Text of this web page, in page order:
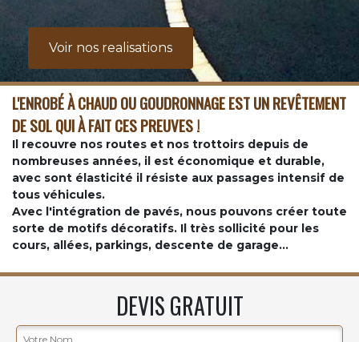
Voir nos realisations
L'ENROBÉ À CHAUD OU GOUDRONNAGE EST UN REVÊTEMENT
DE SOL QUI À FAIT CES PREUVES !
Il recouvre nos routes et nos trottoirs depuis de
nombreuses années, il est économique et durable,
avec sont élasticité il résiste aux passages intensif de
tous véhicules.
Avec l'intégration de pavés, nous pouvons créer toute
sorte de motifs décoratifs. Il très sollicité pour les
cours, allées, parkings, descente de garage...
DEVIS GRATUIT